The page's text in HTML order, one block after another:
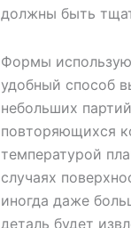
должны быть
Формы
удобный способ
небольших
повторяющихся
температурой
случаях
иногда даже
деталь будет